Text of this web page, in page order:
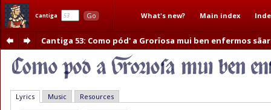
Cantiga Go What's new? Main index
Cantiga 53: Como pód' a Grorïosa mui ben enfermos sãar
Lyrics Music Resources